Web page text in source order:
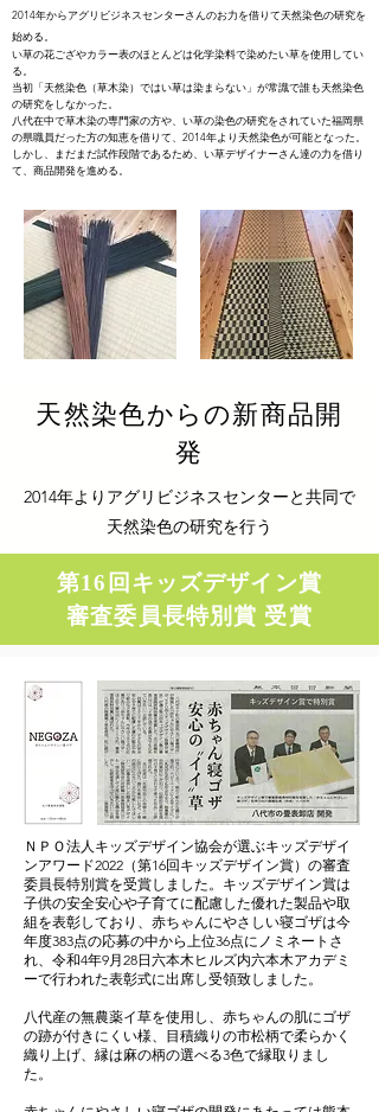
2014年からアグリビジネスセンターさんのお力を借りて天然染色の研究を
始める。
い草の花ござやカラー表のほとんどは化学染料で染めたい草を使用してい
る。
当初「天然染色（草木染）ではい草は染まらない」が常識で誰も天然染色
の研究をしなかった。
八代在中で草木染の専門家の方や、 い草の染色の研究をされていた福岡県
の県職員だった方の知恵を借りて、2014年より天然染色が可能となった。
しかし、まだまだ試作段階であるため、い草デザイナーさん達の力を借り
て、商品開発を進める。
天然染色からの新商品開
発
2014年よりアグリビジネスセンターと共同で
天然染色の研究を行う
第16回キッズデザイン賞
審査委員長特別賞 受賞
ＮＰＯ法人キッズデザイン協会が選ぶキッズデザイ
ンアワード2022（第16回キッズデザイン賞）の審査
委員長特別賞を受賞しました。キッズデザイン賞は
子供の安全安心や子育てに配慮した優れた製品や取
組を表彰しており、赤ちゃんにやさしい寝ゴザは今
年度383点の応募の中から上位36点にノミネートさ
れ、令和4年9月28日六本木ヒルズ内六本木アカデミ
ーで行われた表彰式に出席し受領致しました。
八代産の無農薬イ草を使用し、赤ちゃんの肌にゴザ
の跡が付きにくい様、目積織りの市松柄で柔らかく
織り上げ、縁は麻の柄の選べる3色で縁取りまし
た。